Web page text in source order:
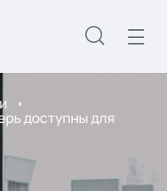
доступны для